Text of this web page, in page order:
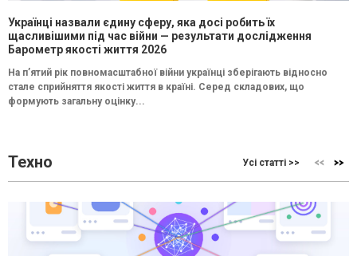
Українці назвали єдину сферу, яка досі робить їх
щасливішими під час війни — результати дослідження
Барометр якості життя 2026
На п’ятий рік повномасштабної війни українці зберігають відносно
стале сприйняття якості життя в країні. Серед складових, що
формують загальну оцінку...
Техно Усі статті >>